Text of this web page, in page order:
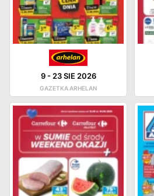
9- 23 SIE 2026
GAZETKA ARHELAN